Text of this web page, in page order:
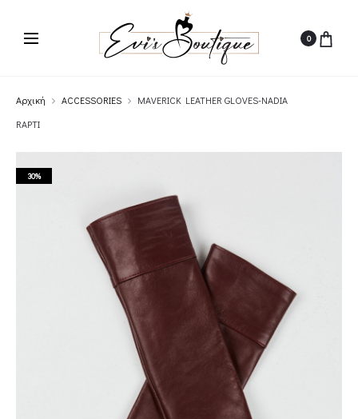
0
Αρχική ACCESSORIES
MAVERICK LEATHER GLOVES-NADIA
RAPTI
30%